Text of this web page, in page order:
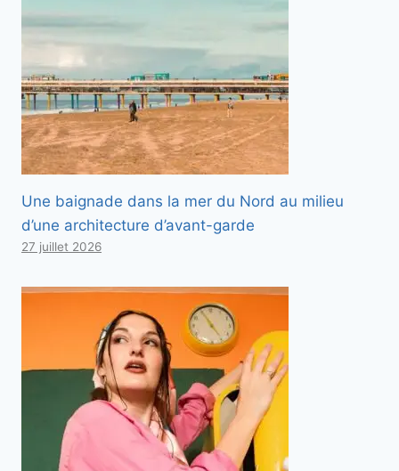
Une baignade dans la mer du Nord au milieu
d’une architecture d’avant-garde
27 juillet 2026